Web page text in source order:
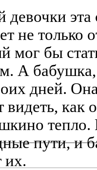
девочки
не
мог бы
А бабушка,
дней.
как
пути, и
их.